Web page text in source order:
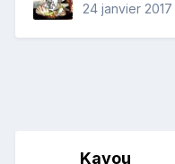
24 janvier 2017
Kayou